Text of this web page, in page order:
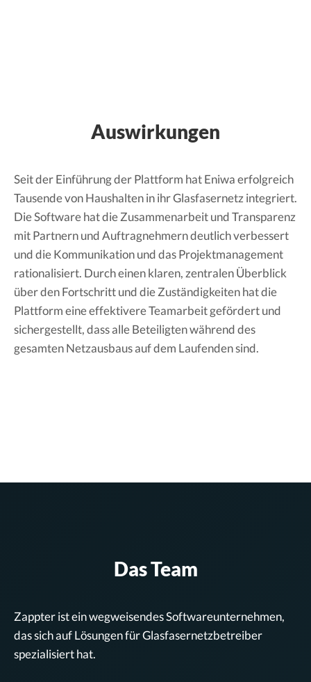
Auswirkungen
Seit der Einführung der Plattform hat Eniwa erfolgreich
Tausende von Haushalten in ihr Glasfasernetz integriert.
Die Software hat die Zusammenarbeit und Transparenz
mit Partnern und Auftragnehmern deutlich verbessert
und die Kommunikation und das Projektmanagement
rationalisiert. Durch einen klaren, zentralen Überblick
über den Fortschritt und die Zuständigkeiten hat die
Plattform eine effektivere Teamarbeit gefördert und
sichergestellt, dass alle Beteiligten während des
gesamten Netzausbaus auf dem Laufenden sind.
Das Team
Zappter ist ein wegweisendes Softwareunternehmen,
das sich auf Lösungen für Glasfasernetzbetreiber
spezialisiert hat.